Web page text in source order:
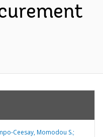
Ceesay, Momodou S.;